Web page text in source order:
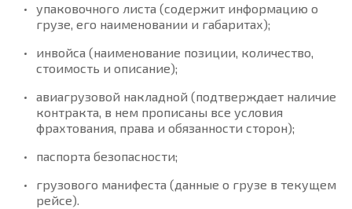
упаковочного листа (содержит информацию о
грузе, его наименовании и габаритах);
инвойса (наименование позиции, количество,
стоимость и описание);
авиагрузовой накладной (подтверждает наличие
контракта, в нем прописаны все условия
фрахтования, права и обязанности сторон);
паспорта безопасности;
грузового манифеста (данные о грузе в текущем
рейсе).